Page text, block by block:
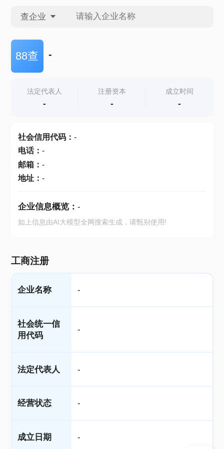
查企业
查企业
查产地
88查 -
法定代表人
-
注册资本
-
成立时间
-
社会信用代码： -
电话： -
邮箱： -
地址： -
企业信息概览： -
如上信息由AI大模型全网搜索生成，请甄别使用!
工商注册
企业名称 -
社会统一信
用代码
-
法定代表人 -
经营状态 -
成立日期 -